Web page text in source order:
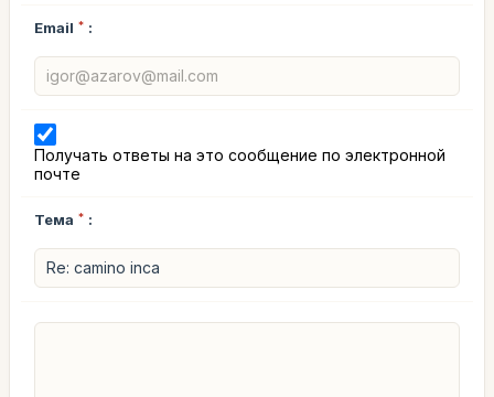
Email * :
Получать ответы на это сообщение по электронной
почте
Тема * :